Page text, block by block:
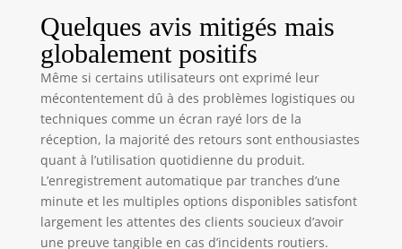
𝐆-𝐒𝐞𝐧𝐬𝐨𝐫】Surveillez
votre véhicule même
stationné grâce au
mode parking 24
heures et au G-
Sensor intégré. Les
mouvements ou les
chocs déclenchent
automatiquement un
enregistrement,
tandis que le G-
Quelques avis mitigés mais
globalement positifs
Même si certains utilisateurs ont exprimé leur
mécontentement dû à des problèmes logistiques ou
techniques comme un écran rayé lors de la
réception, la majorité des retours sont enthousiastes
quant à l’utilisation quotidienne du produit.
L’enregistrement automatique par tranches d’une
minute et les multiples options disponibles satisfont
largement les attentes des clients soucieux d’avoir
une preuve tangible en cas d’incidents routiers.